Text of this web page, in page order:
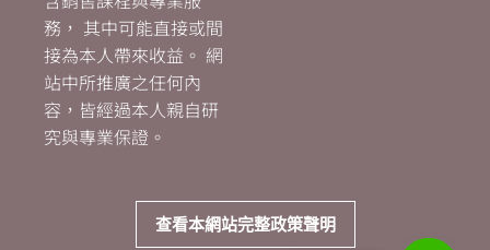
務， 其中可能直接或間
接為本人帶來收益。 網
站中所推廣之任何內
容，皆經過本人親自研
究與專業保證。
查看本網站完整政策聲明